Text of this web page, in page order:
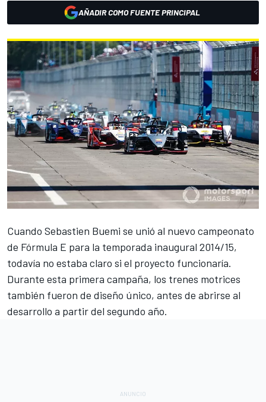
AÑADIR COMO FUENTE PRINCIPAL
Cuando Sebastien Buemi se unió al nuevo campeonato
de Fórmula E para la temporada inaugural 2014/15,
todavía no estaba claro si el proyecto funcionaría.
Durante esta primera campaña, los trenes motrices
también fueron de diseño único, antes de abrirse al
desarrollo a partir del segundo año.